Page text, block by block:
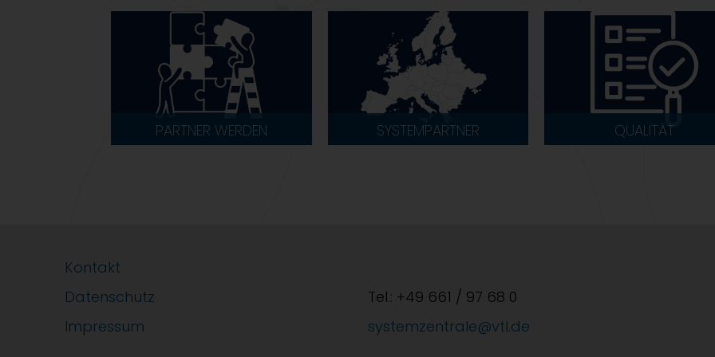
PARTNER WERDEN SYSTEMPARTNER QUALITÄT
Kontakt
Datenschutz
Impressum
Tel.: +49 661 / 97 68 0
systemzentrale@vtl.de